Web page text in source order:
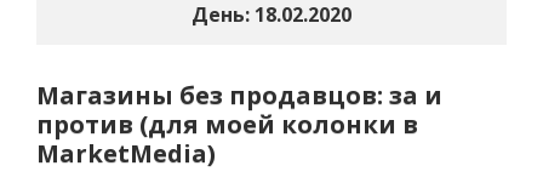
День: 18.02.2020
Магазины без продавцов: за и
против (для моей колонки в
MarketMedia)